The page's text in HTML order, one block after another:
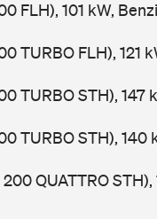
FLH), 101 kW,
TURBO FLH), 121
TURBO STH), 147
TURBO STH), 140
QUATTRO